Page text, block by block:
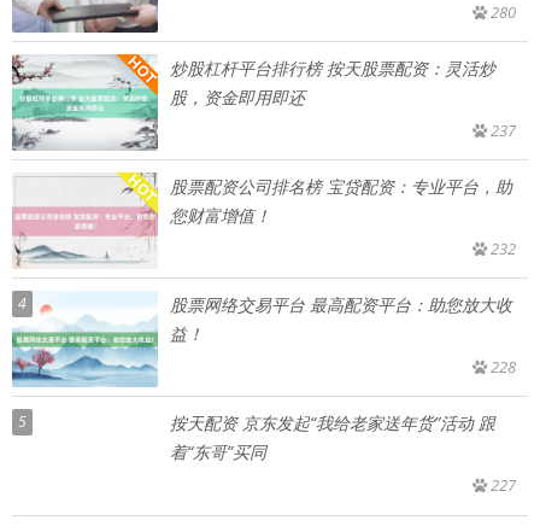
280
炒股杠杆平台排行榜 按天股票配资：灵活炒
股，资金即用即还
237
股票配资公司排名榜 宝贷配资：专业平台，助
您财富增值！
232
4
股票网络交易平台 最高配资平台：助您放大收
益！
228
5
按天配资 京东发起“我给老家送年货”活动 跟
着“东哥”买同
227